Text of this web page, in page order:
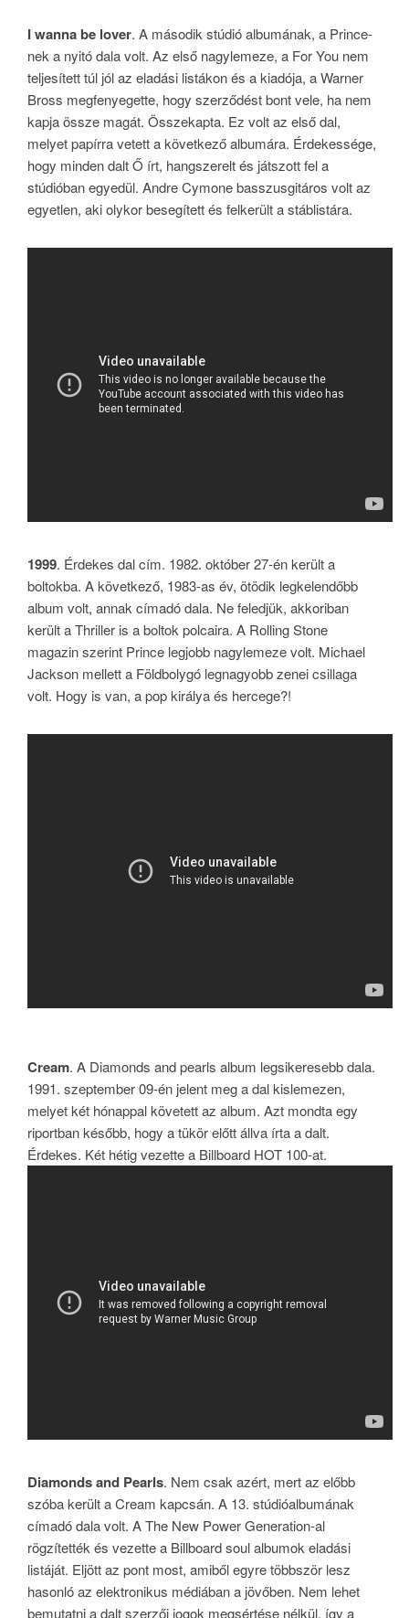
I wanna be lover. A második stúdió albumának, a Prince-
nek a nyitó dala volt. Az első nagylemeze, a For You nem
teljesített túl jól az eladási listákon és a kiadója, a Warner
Bross megfenyegette, hogy szerződést bont vele, ha nem
kapja össze magát. Összekapta. Ez volt az első dal,
melyet papírra vetett a következő albumára. Érdekessége,
hogy minden dalt Ő írt, hangszerelt és játszott fel a
stúdióban egyedül. Andre Cymone basszusgitáros volt az
egyetlen, aki olykor besegített és felkerült a stáblistára.
1999. Érdekes dal cím. 1982. október 27-én került a
boltokba. A következő, 1983-as év, ötödik legkelendőbb
album volt, annak címadó dala. Ne feledjük, akkoriban
került a Thriller is a boltok polcaira. A Rolling Stone
magazin szerint Prince legjobb nagylemeze volt. Michael
Jackson mellett a Földbolygó legnagyobb zenei csillaga
volt. Hogy is van, a pop királya és hercege?!
Cream. A Diamonds and pearls album legsikeresebb dala.
1991. szeptember 09-én jelent meg a dal kislemezen,
melyet két hónappal követett az album. Azt mondta egy
riportban később, hogy a tükör előtt állva írta a dalt.
Érdekes. Két hétig vezette a Billboard HOT 100-at.
Diamonds and Pearls. Nem csak azért, mert az előbb
szóba került a Cream kapcsán. A 13. stúdióalbumának
címadó dala volt. A The New Power Generation-al
rögzítették és vezette a Billboard soul albumok eladási
listáját. Eljött az pont most, amiből egyre többször lesz
hasonló az elektronikus médiában a jövőben. Nem lehet
bemutatni a dalt szerzői jogok megsértése nélkül, így a